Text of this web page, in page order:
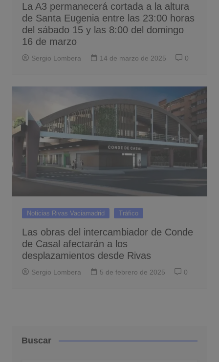
La A3 permanecerá cortada a la altura
de Santa Eugenia entre las 23:00 horas
del sábado 15 y las 8:00 del domingo
16 de marzo
Sergio Lombera 14 de marzo de 2025 0
Noticias Rivas Vaciamadrid Tráfico
Las obras del intercambiador de Conde
de Casal afectarán a los
desplazamientos desde Rivas
Sergio Lombera 5 de febrero de 2025 0
Buscar